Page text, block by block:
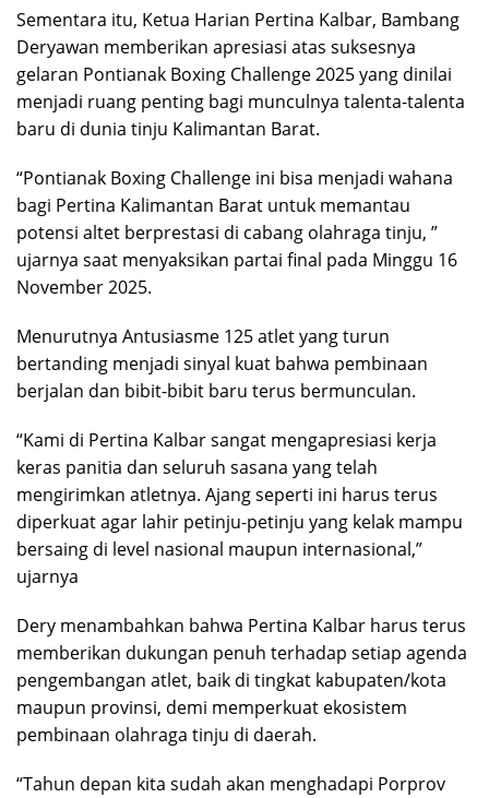
Sementara itu, Ketua Harian Pertina Kalbar, Bambang
Deryawan memberikan apresiasi atas suksesnya
gelaran Pontianak Boxing Challenge 2025 yang dinilai
menjadi ruang penting bagi munculnya talenta-talenta
baru di dunia tinju Kalimantan Barat.
“Pontianak Boxing Challenge ini bisa menjadi wahana
bagi Pertina Kalimantan Barat untuk memantau
potensi altet berprestasi di cabang olahraga tinju, ”
ujarnya saat menyaksikan partai final pada Minggu 16
November 2025.
Menurutnya Antusiasme 125 atlet yang turun
bertanding menjadi sinyal kuat bahwa pembinaan
berjalan dan bibit-bibit baru terus bermunculan.
“Kami di Pertina Kalbar sangat mengapresiasi kerja
keras panitia dan seluruh sasana yang telah
mengirimkan atletnya. Ajang seperti ini harus terus
diperkuat agar lahir petinju-petinju yang kelak mampu
bersaing di level nasional maupun internasional,”
ujarnya
Dery menambahkan bahwa Pertina Kalbar harus terus
memberikan dukungan penuh terhadap setiap agenda
pengembangan atlet, baik di tingkat kabupaten/kota
maupun provinsi, demi memperkuat ekosistem
pembinaan olahraga tinju di daerah.
“Tahun depan kita sudah akan menghadapi Porprov